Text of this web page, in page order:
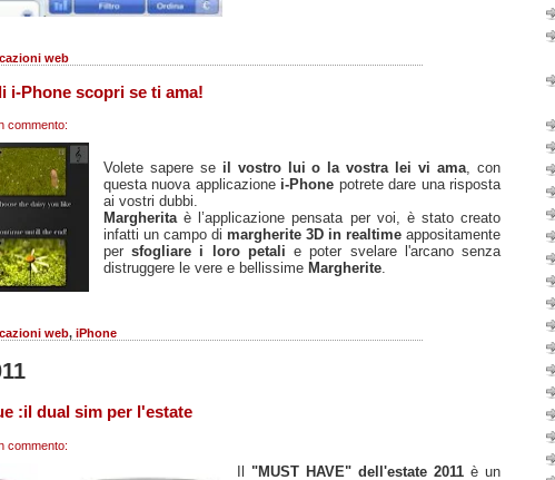
web
i-Phone scopri se ti ama!
commento:
Volete sapere se il vostro lui o la vostra lei vi ama , con
questa nuova applicazione i-Phone potrete dare una risposta
ai vostri dubbi.
Margherita è l’applicazione pensata per voi, è stato creato
infatti un campo di margherite 3D in realtime appositamente
persfogliare i loro petali e poter svelare l'arcano senza
distruggere le vere e bellissime Margherite
web, iPhone
:il dual sim per l'estate
commento:
Il "MUST HAVE" dell'estate 2011 è un